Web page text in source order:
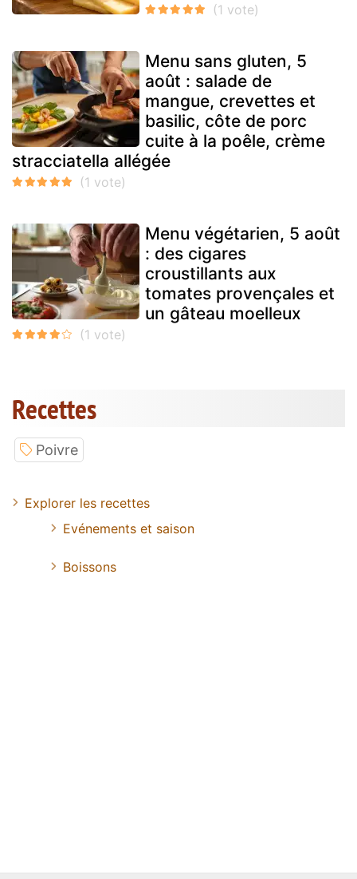
Menu sans gluten, 5
août : salade de
mangue, crevettes et
basilic, côte de porc
cuite à la poêle, crème
stracciatella allégée
Menu végétarien, 5 août
: des cigares
croustillants aux
tomates provençales et
un gâteau moelleux
Recettes
Poivre
Explorer les recettes
Evénements et saison
Boissons